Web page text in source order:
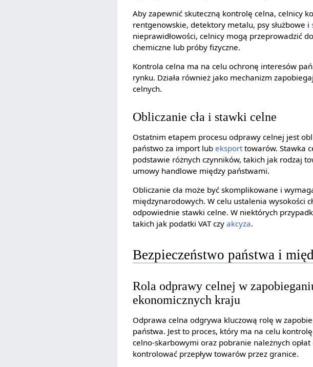
Aby zapewnić skuteczną kontrolę celna, celnicy
rentgenowskie, detektory metalu, psy służbowe i
nieprawidłowości, celnicy mogą przeprowadzić
chemiczne lub próby fizyczne.
Kontrola celna ma na celu ochronę interesów
rynku. Działa również jako mechanizm
celnych.
Obliczanie cła i stawki celne
Ostatnim etapem procesu odprawy celnej jest
państwo za import lubeksporttowarów. Stawka
podstawie różnych czynników, takich jak rodzaj
umowy handlowe między państwami.
Obliczanie cła może być skomplikowane i
międzynarodowych. W celu ustalenia wysokości
odpowiednie stawki celne. W niektórych
takich jak podatki VAT czyakcyza.
Bezpieczeństwo państwa i
Rola odprawy celnej w
ekonomicznych kraju
Odprawa celna odgrywa kluczową rolę w
państwa. Jest to proces, który ma na celu
celno-skarbowymi oraz pobranie należnych
kontrolować przepływ towarów przez granice.